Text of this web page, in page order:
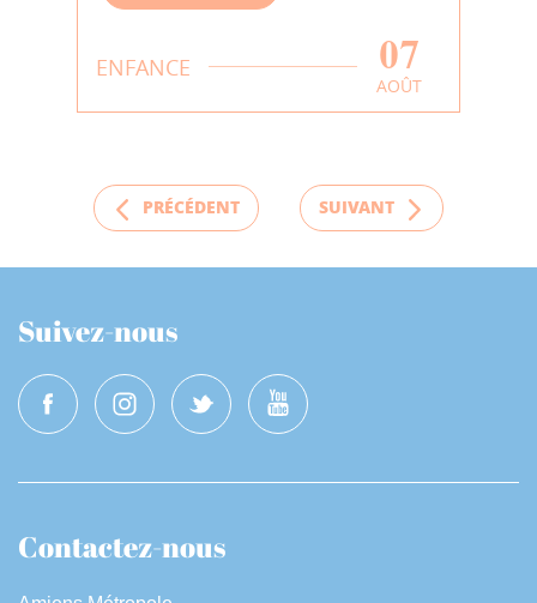
ENFANCE 07
AOÛT
PRÉCÉDENT SUIVANT
Suivez-nous
Contactez-nous